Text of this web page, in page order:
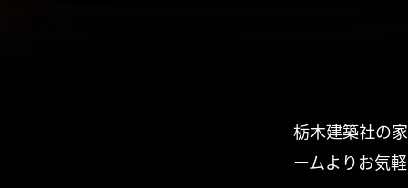
栃木建築社の
ームよりお気